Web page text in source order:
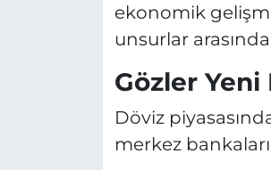
ekonomik
unsurlar
Gözler
Döviz
merkez